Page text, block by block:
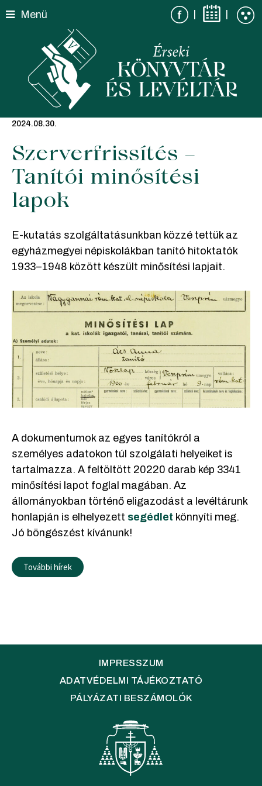
Menü | |
2024.08.30.
Szerverfrissítés –
Tanítói minősítési
lapok
E-kutatás szolgáltatásunkban közzé tettük az
egyházmegyei népiskolákban tanító hitoktatók
1933–1948 között készült minősítési lapjait.
A dokumentumok az egyes tanítókról a
személyes adatokon túl szolgálati helyeiket is
tartalmazza. A feltöltött 20220 darab kép 3341
minősítési lapot foglal magában. Az
állományokban történő eligazodást a levéltárunk
honlapján is elhelyezett segédlet könnyíti meg.
Jó böngészést kívánunk!
További hírek
IMPRESSZUM
ADATVÉDELMI TÁJÉKOZTATÓ
PÁLYÁZATI BESZÁMOLÓK